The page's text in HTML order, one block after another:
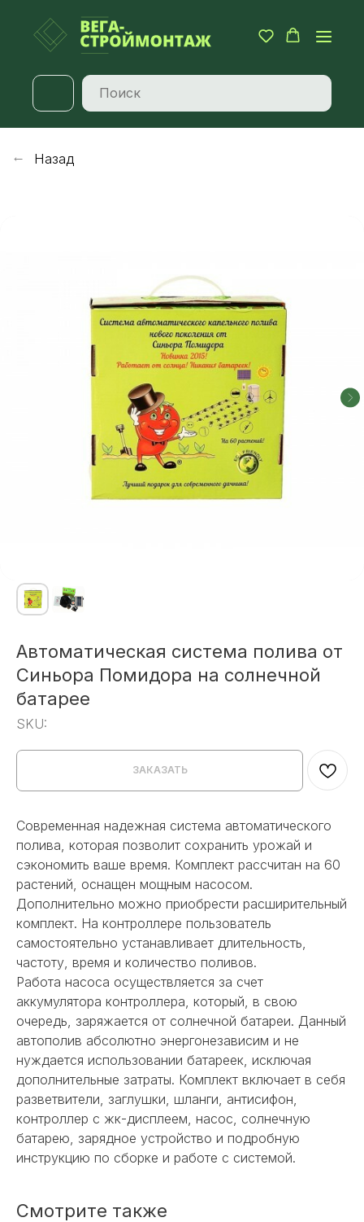
Назад
Автоматическая система полива от
Синьора Помидора на солнечной
батарее
SKU:
ЗАКАЗАТЬ
Современная надежная система автоматического
полива, которая позволит сохранить урожай и
сэкономить ваше время. Комплект рассчитан на 60
растений, оснащен мощным насосом.
Дополнительно можно приобрести расширительный
комплект. На контроллере пользователь
самостоятельно устанавливает длительность,
частоту, время и количество поливов.
Работа насоса осуществляется за счет
аккумулятора контроллера, который, в свою
очередь, заряжается от солнечной батареи. Данный
автополив абсолютно энергонезависим и не
нуждается использовании батареек, исключая
дополнительные затраты. Комплект включает в себя
разветвители, заглушки, шланги, антисифон,
контроллер с жк-дисплеем, насос, солнечную
батарею, зарядное устройство и подробную
инструкцию по сборке и работе с системой.
Смотрите также